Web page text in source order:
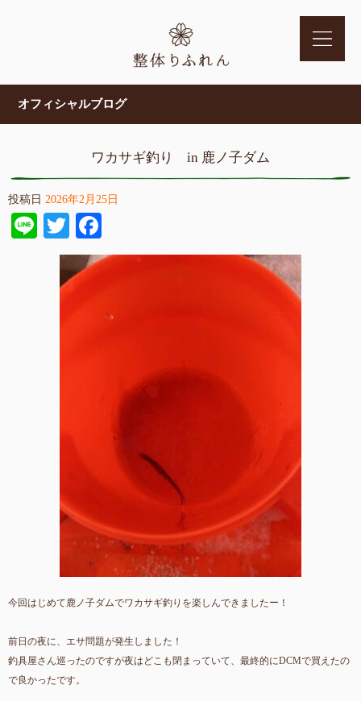
オフィシャルブログ
ワカサギ釣り in 鹿ノ子ダム
投稿日 2026年2月25日
LineTwitter
今回はじめて鹿ノ子ダムでワカサギ釣りを楽しんできましたー！
前日の夜に、エサ問題が発生しました！
釣具屋さん巡ったのですが夜はどこも閉まっていて、最終的にDCMで買えたの
で良かったです。